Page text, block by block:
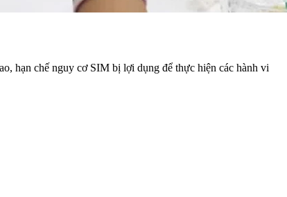
hạn chế nguy cơ SIM bị lợi dụng để thực hiện các hành vi